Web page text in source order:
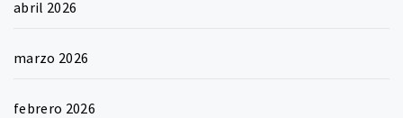
abril 2026
marzo 2026
febrero 2026